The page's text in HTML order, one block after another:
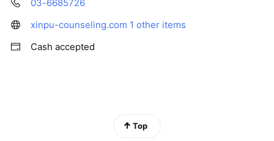
03-6685726
xinpu-counseling.com 1 other items
Cash accepted
Top